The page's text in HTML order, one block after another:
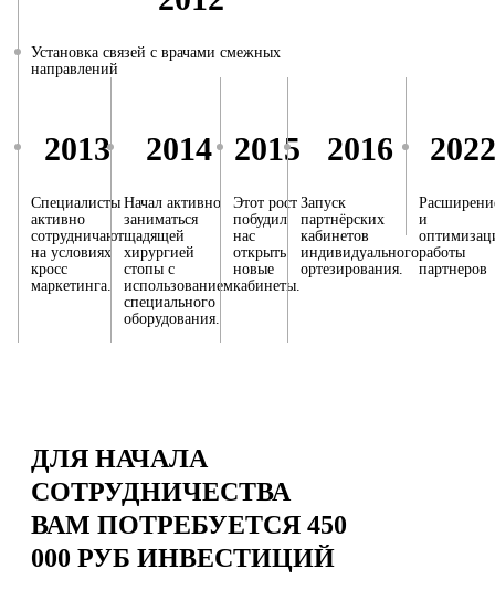
Установка связей с врачами смежных
направлений
2013
Специалисты
активно
сотрудничают
на условиях
кросс
маркетинга.
2014
Начал активно
заниматься
щадящей
хирургией
стопы с
использованием
специального
оборудования.
2015
Этот рост
побудил
нас
открыть
новые
кабинеты.
2016
Запуск
партнёрских
кабинетов
индивидуального
ортезирования.
2022
и
работы
партнеров
ДЛЯ НАЧАЛА
СОТРУДНИЧЕСТВА
ВАМ ПОТРЕБУЕТСЯ 450
000 РУБ ИНВЕСТИЦИЙ